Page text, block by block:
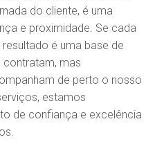
do cliente, é uma
e proximidade. Se cada
é uma base de
contratam, mas
de perto o nosso
estamos
de confiança e excelência